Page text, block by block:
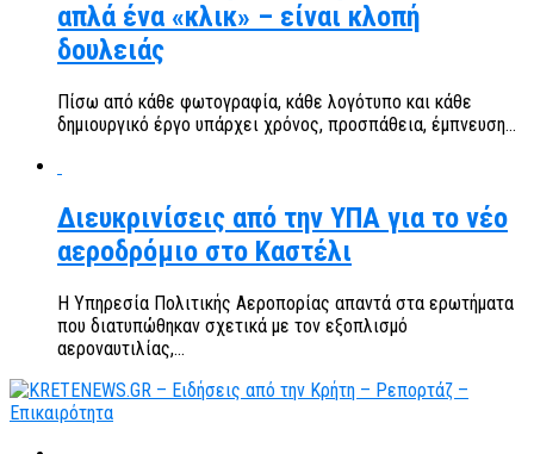
απλά ένα «κλικ» – είναι κλοπή
δουλειάς
Πίσω από κάθε φωτογραφία, κάθε λογότυπο και κάθε
δημιουργικό έργο υπάρχει χρόνος, προσπάθεια, έμπνευση...
Διευκρινίσεις από την ΥΠΑ για το νέο
αεροδρόμιο στο Καστέλι
Η Υπηρεσία Πολιτικής Αεροπορίας απαντά στα ερωτήματα
που διατυπώθηκαν σχετικά με τον εξοπλισμό
αεροναυτιλίας,...